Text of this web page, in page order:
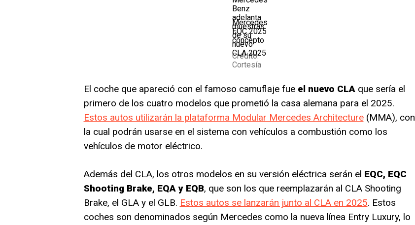
Mercedes
EQC 2025
concepto
Crédito:
Cortesía
El coche que apareció con el famoso camuflaje fue el nuevo CLAque sería el
primero de los cuatro modelos que prometió la casa alemana para el 2025.
Estos autos utilizarán la plataforma Modular Mercedes Architecture(MMA), con
la cual podrán usarse en el sistema con vehículos a combustión como los
vehículos de motor eléctrico.
Además del CLA, los otros modelos en su versión eléctrica serán el EQC, EQC
Shooting Brake, EQA y EQB, que son los que reemplazarán al CLA Shooting
Brake, el GLA y el GLB. Estos autos se lanzarán junto al CLA en 2025. Estos
coches son denominados según Mercedes como la nueva línea Entry Luxury, lo